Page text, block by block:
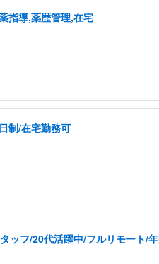
指導,薬歴管理,在宅
制/在宅勤務可
ッフ/20代活躍中/フルリモート/